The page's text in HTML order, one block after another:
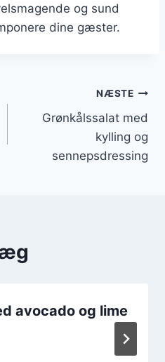
og sund
dine gæster.
NÆSTE
Grønkålssalat med
kylling og
sennepsdressing
avocado og lime